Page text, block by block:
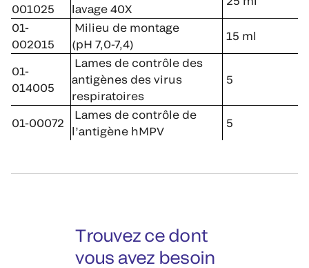
001025 lavage 40X
01-
002015
Milieu de montage
(pH 7,0-7,4)
15 ml
01-
014005
Lames de contrôle des
antigènes des virus
respiratoires
5
01-00072
Lames de contrôle de
l’antigène hMPV
5
Trouvez ce dont
vous avez besoin